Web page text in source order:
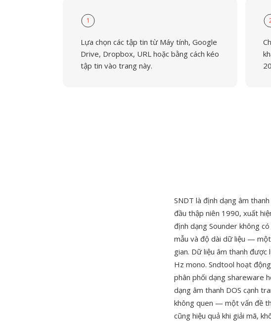
1
Lựa chọn các tập tin từ Máy tính, Google
Drive, Dropbox, URL hoặc bằng cách kéo
tập tin vào trang này.
SNDT là định dạng âm
đầu thập niên 1990, xuất
định dạng Sounder không
mẫu và độ dài dữ liệu —
gian. Dữ liệu âm thanh
Hz mono. Sndtool hoạt
phân phối dạng shareware
dạng âm thanh DOS cạnh
không quen — một vấn đề
cũng hiệu quả khi giải mã,